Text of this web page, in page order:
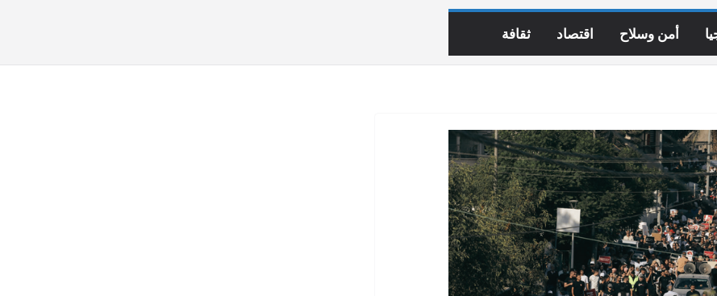
أمن وسلاح اقتصاد ثقافة